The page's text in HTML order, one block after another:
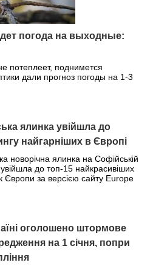
погода на выходные:
потеплеет, поднимется
дали прогноз погоды на 1-3
ялинка увійшла до
найгарніших в Європі
новорічна ялинка на Софійській
до топ-15 найкрасивіших
Європи за версією сайту Europe
оголошено штормове
на 1 січня, попри